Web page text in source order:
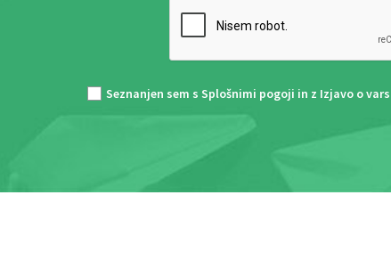
Seznanjen sem s Splošnimi pogoji in z Izjavo o